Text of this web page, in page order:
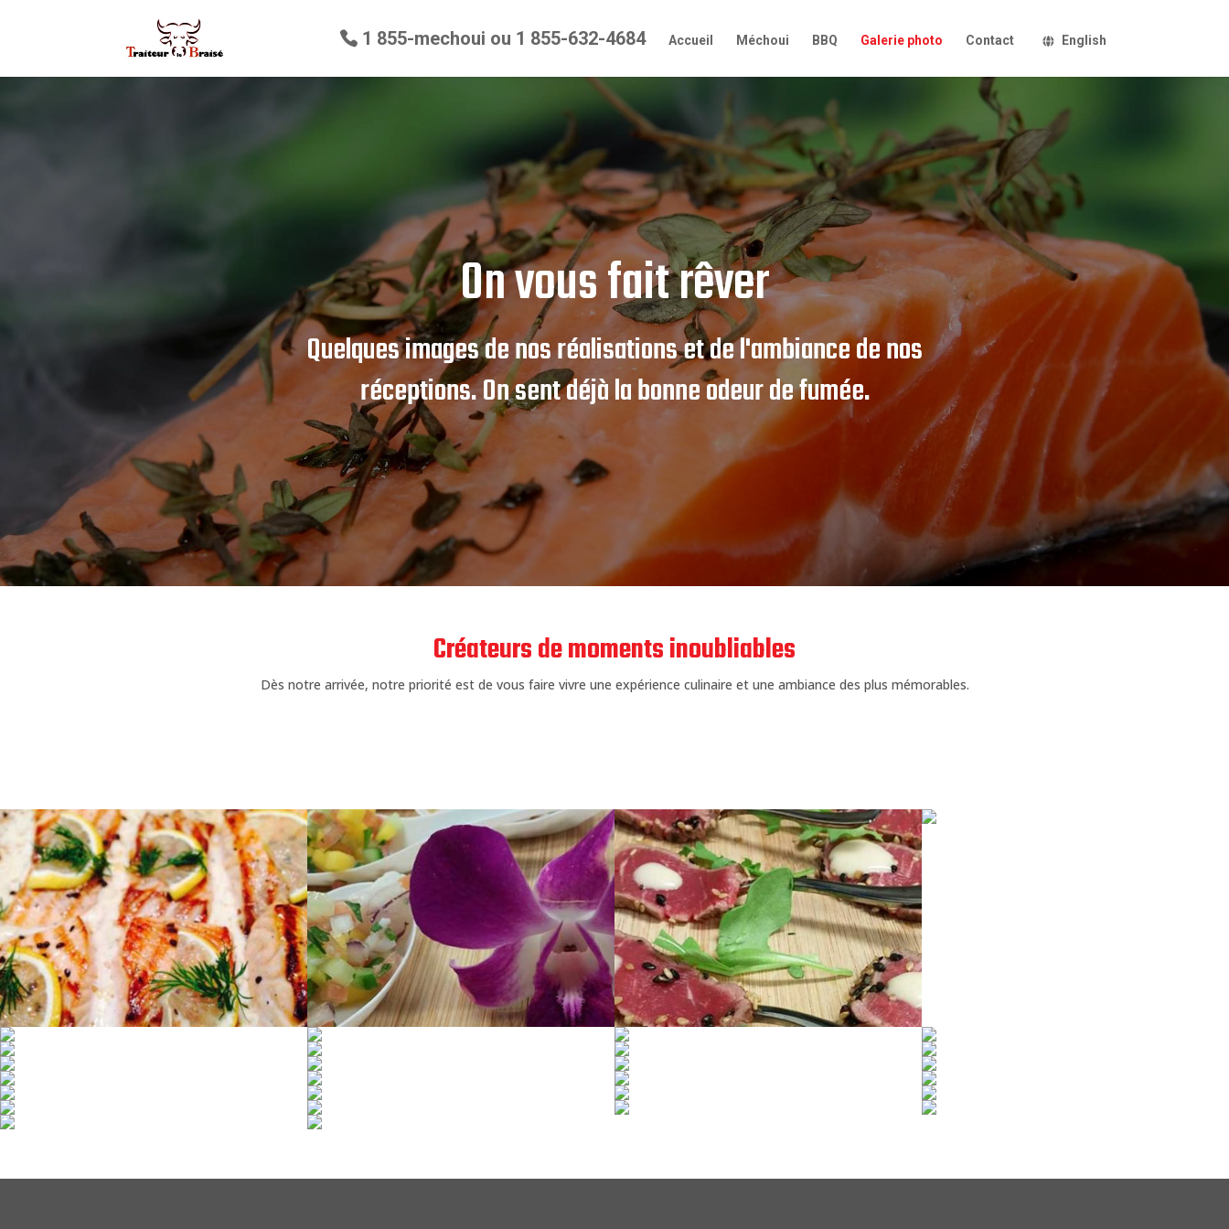
1 855-mechoui ou 1 855-632-4684 Accueil Méchoui BBQ Galerie photo Contact English
On vous fait rêver
Quelques images de nos réalisations et de l'ambiance de nos
réceptions. On sent déjà la bonne odeur de fumée.
Créateurs de moments inoubliables
Dès notre arrivée, notre priorité est de vous faire vivre une expérience culinaire et une ambiance des plus mémorables.